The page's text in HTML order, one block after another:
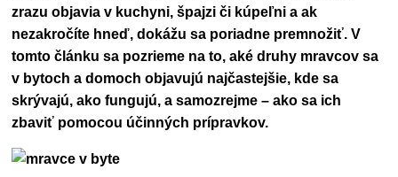
zrazu objavia v kuchyni, špajzi či kúpeľni a ak
nezakročíte hneď, dokážu sa poriadne premnožiť. V
tomto článku sa pozrieme na to, aké druhy mravcov sa
v bytoch a domoch objavujú najčastejšie, kde sa
skrývajú, ako fungujú, a samozrejme – ako sa ich
zbaviť pomocou účinných prípravkov.